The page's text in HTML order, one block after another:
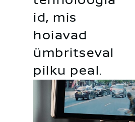
id, mis
hoiavad
ümbritseval
pilku peal.